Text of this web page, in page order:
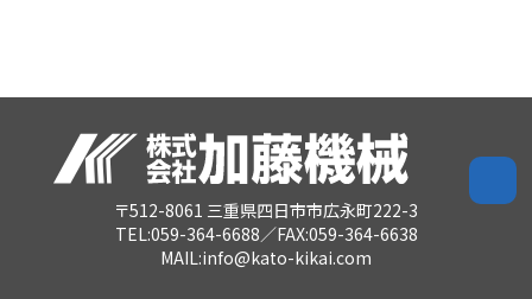
〒512-8061 三重県四日市市広永町222-3
TEL:059-364-6688／FAX:059-364-6638
MAIL:info@kato-kikai.com